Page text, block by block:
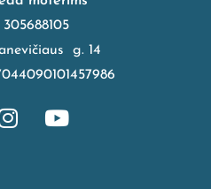
305688105
g. 14